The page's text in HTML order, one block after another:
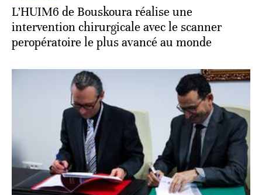
L’HUIM6 de Bouskoura réalise une
intervention chirurgicale avec le scanner
peropératoire le plus avancé au monde